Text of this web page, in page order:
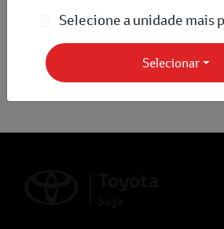
Compartilhe esse artigo nas redes
Selecione a unidade mais
Selecionar